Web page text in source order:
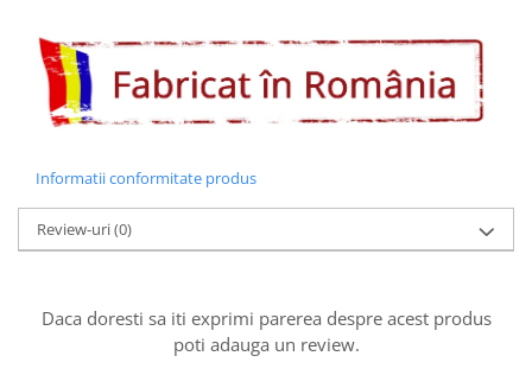
Informatii conformitate produs
Review-uri(0)
Daca doresti sa iti exprimi parerea despre acest produs
poti adauga un review.